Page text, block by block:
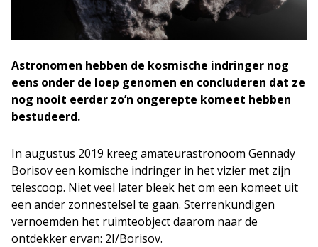
Astronomen hebben de kosmische indringer nog
eens onder de loep genomen en concluderen dat ze
nog nooit eerder zo’n ongerepte komeet hebben
bestudeerd.
In augustus 2019 kreeg amateurastronoom Gennady
Borisov een komische indringer in het vizier met zijn
telescoop. Niet veel later bleek het om een komeet uit
een ander zonnestelsel te gaan. Sterrenkundigen
vernoemden het ruimteobject daarom naar de
ontdekker ervan: 2I/Borisov.